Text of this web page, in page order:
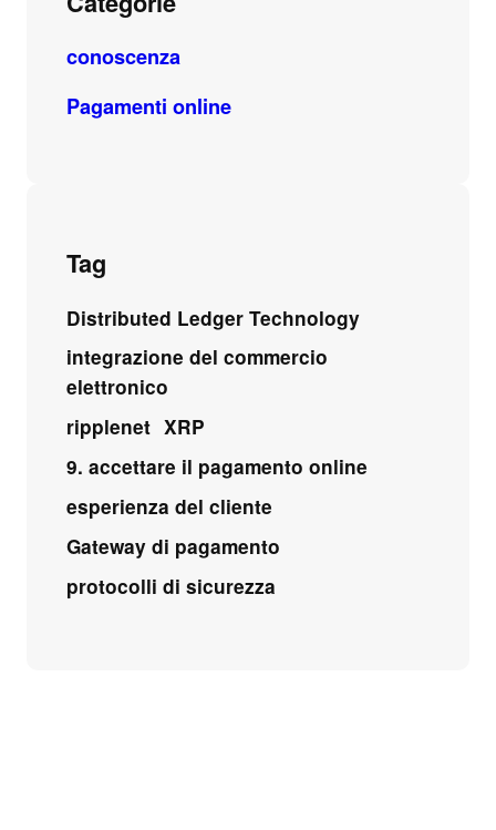
conoscenza
Pagamenti online
Tag
Distributed Ledger Technology
integrazione del commercio
elettronico
ripplenet XRP
9. accettare il pagamento online
esperienza del cliente
Gateway di pagamento
protocolli di sicurezza